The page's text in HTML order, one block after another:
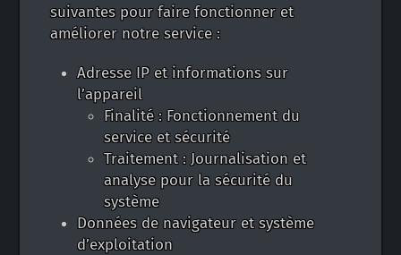
suivantes pour faire fonctionner et
améliorer notre service :
Adresse IP et informations sur
l’appareil
Finalité : Fonctionnement du
service et sécurité
Traitement : Journalisation et
analyse pour la sécurité du
système
Données de navigateur et système
d’exploitation